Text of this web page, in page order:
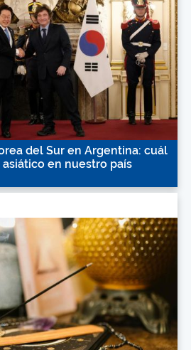
del Sur en Argentina: cuál
en nuestro país